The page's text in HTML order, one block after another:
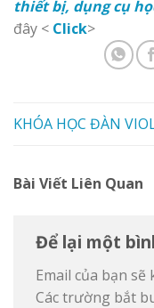
thiết bị, dụng cụ
đây < Click>
KHÓA HỌC ĐÀN
Bài Viết Liên Quan
Để lại một
Email của bạn
Các trường bắt